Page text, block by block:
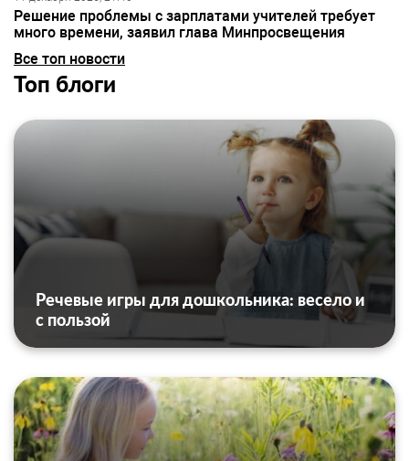
Решение проблемы с зарплатами учителей требует
много времени, заявил глава Минпросвещения
Все топ новости
Топ блоги
Речевые игры для дошкольника: весело и
с пользой